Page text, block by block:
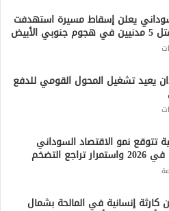
تفاصيل قضية العتاد العسكري
الجديان الإخبارية 2021